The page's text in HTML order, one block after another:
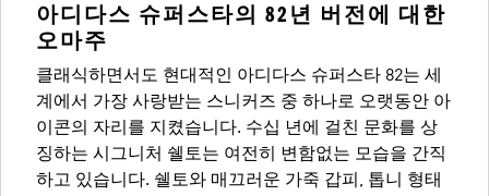
아디다스 슈퍼스타의 82년 버전에 대한
오마주
클래식하면서도 현대적인 아디다스 슈퍼스타 82는 세
계에서 가장 사랑받는 스니커즈 중 하나로 오랫동안 아
이콘의 자리를 지켰습니다. 수십 년에 걸친 문화를 상
징하는 시그니처 쉘토는 여전히 변함없는 모습을 간직
하고 있습니다. 쉘토와 매끄러운 가죽 갑피, 톱니 형태